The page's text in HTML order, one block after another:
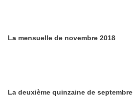
La mensuelle de novembre 2018
La deuxième quinzaine de septembre